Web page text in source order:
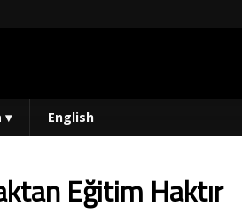
▾ English
Eğitim Haktır